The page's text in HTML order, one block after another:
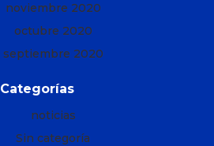
noviembre 2020
octubre 2020
septiembre 2020
Categorías
noticias
Sin categoría